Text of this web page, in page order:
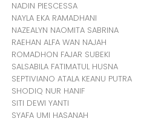
NADIN PIESCESSA
NAYLA EKA RAMADHANI
NAZEALYN NAOMITA SABRINA
RAEHAN ALFA WAN NAJAH
ROMADHON FAJAR SUBEKI
SALSABILA FATIMATUL HUSNA
SEPTIVIANO ATALA KEANU PUTRA
SHODIQ NUR HANIF
SITI DEWI YANTI
SYAFA UMI HASANAH